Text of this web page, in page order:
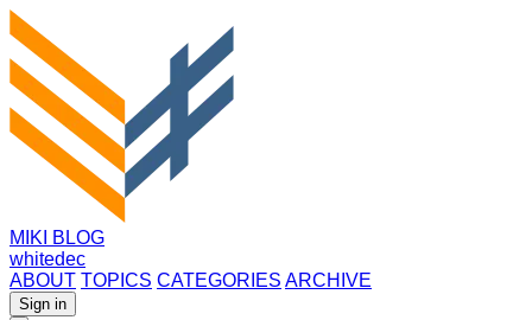
MIKI BLOG
whitedec
ABOUT TOPICS CATEGORIES ARCHIVE
Sign in